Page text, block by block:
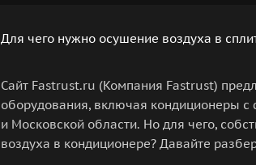
Для чего нужно осушение воздуха в
Сайт Fastrust.ru (Компания Fastrust)
оборудования, включая кондиционеры
и Московской области. Но для чего,
воздуха в кондиционере? Давайте